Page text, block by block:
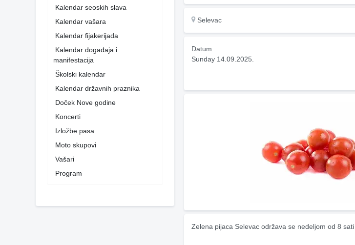
Kalendar seoskih slava
Kalendar vašara
Kalendar fijakerijada
Kalendar događaja i
manifestacija
Školski kalendar
Kalendar državnih praznika
Doček Nove godine
Koncerti
Izložbe pasa
Moto skupovi
Vašari
Program
Selevac
Datum
Sunday 14.09.2025.
Zelena pijaca Selevac održava se nedeljom od 8 sati